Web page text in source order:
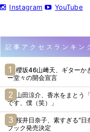
Instagram YouTube
記事アクセスランキン
櫻坂46山﨑天、ギターか
ー堂々の開会宣言
山田涼介、香水をまとう「
です、僕（笑）」
桜井日奈子、素すぎる“日
ブック発売決定